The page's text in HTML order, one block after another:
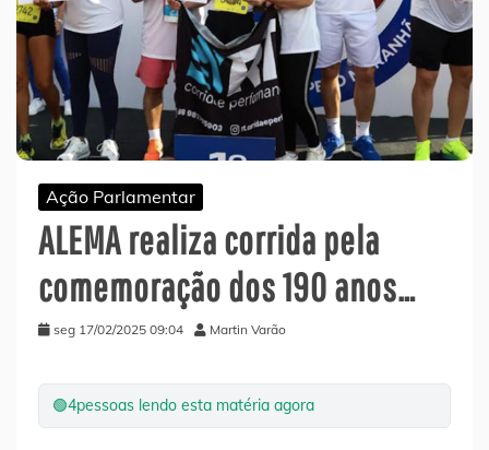
Ação Parlamentar
ALEMA realiza corrida pela
comemoração dos 190 anos…
seg 17/02/2025 09:04 Martin Varão
🟢4pessoas lendo esta matéria agora